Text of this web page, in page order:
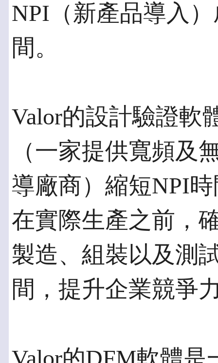
NPI（新產品導入
間。
Valor的設計驗證軟
（一家提供寬頻及
導廠商）縮短NPI
在實際生產之前，
製造、組裝以及測
間，提升企業競爭